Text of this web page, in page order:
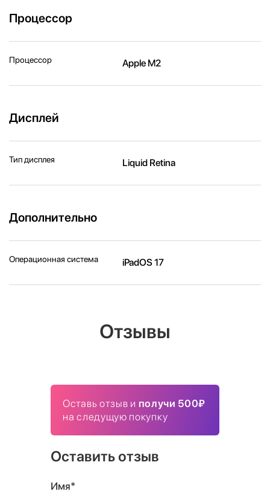
Процессор
Процессор Apple M2
Дисплей
Тип дисплея Liquid Retina
Дополнительно
Операционная система iPadOS 17
Отзывы
Оставь отзыв и получи 500₽
на следущую покупку
Оставить отзыв
Имя*